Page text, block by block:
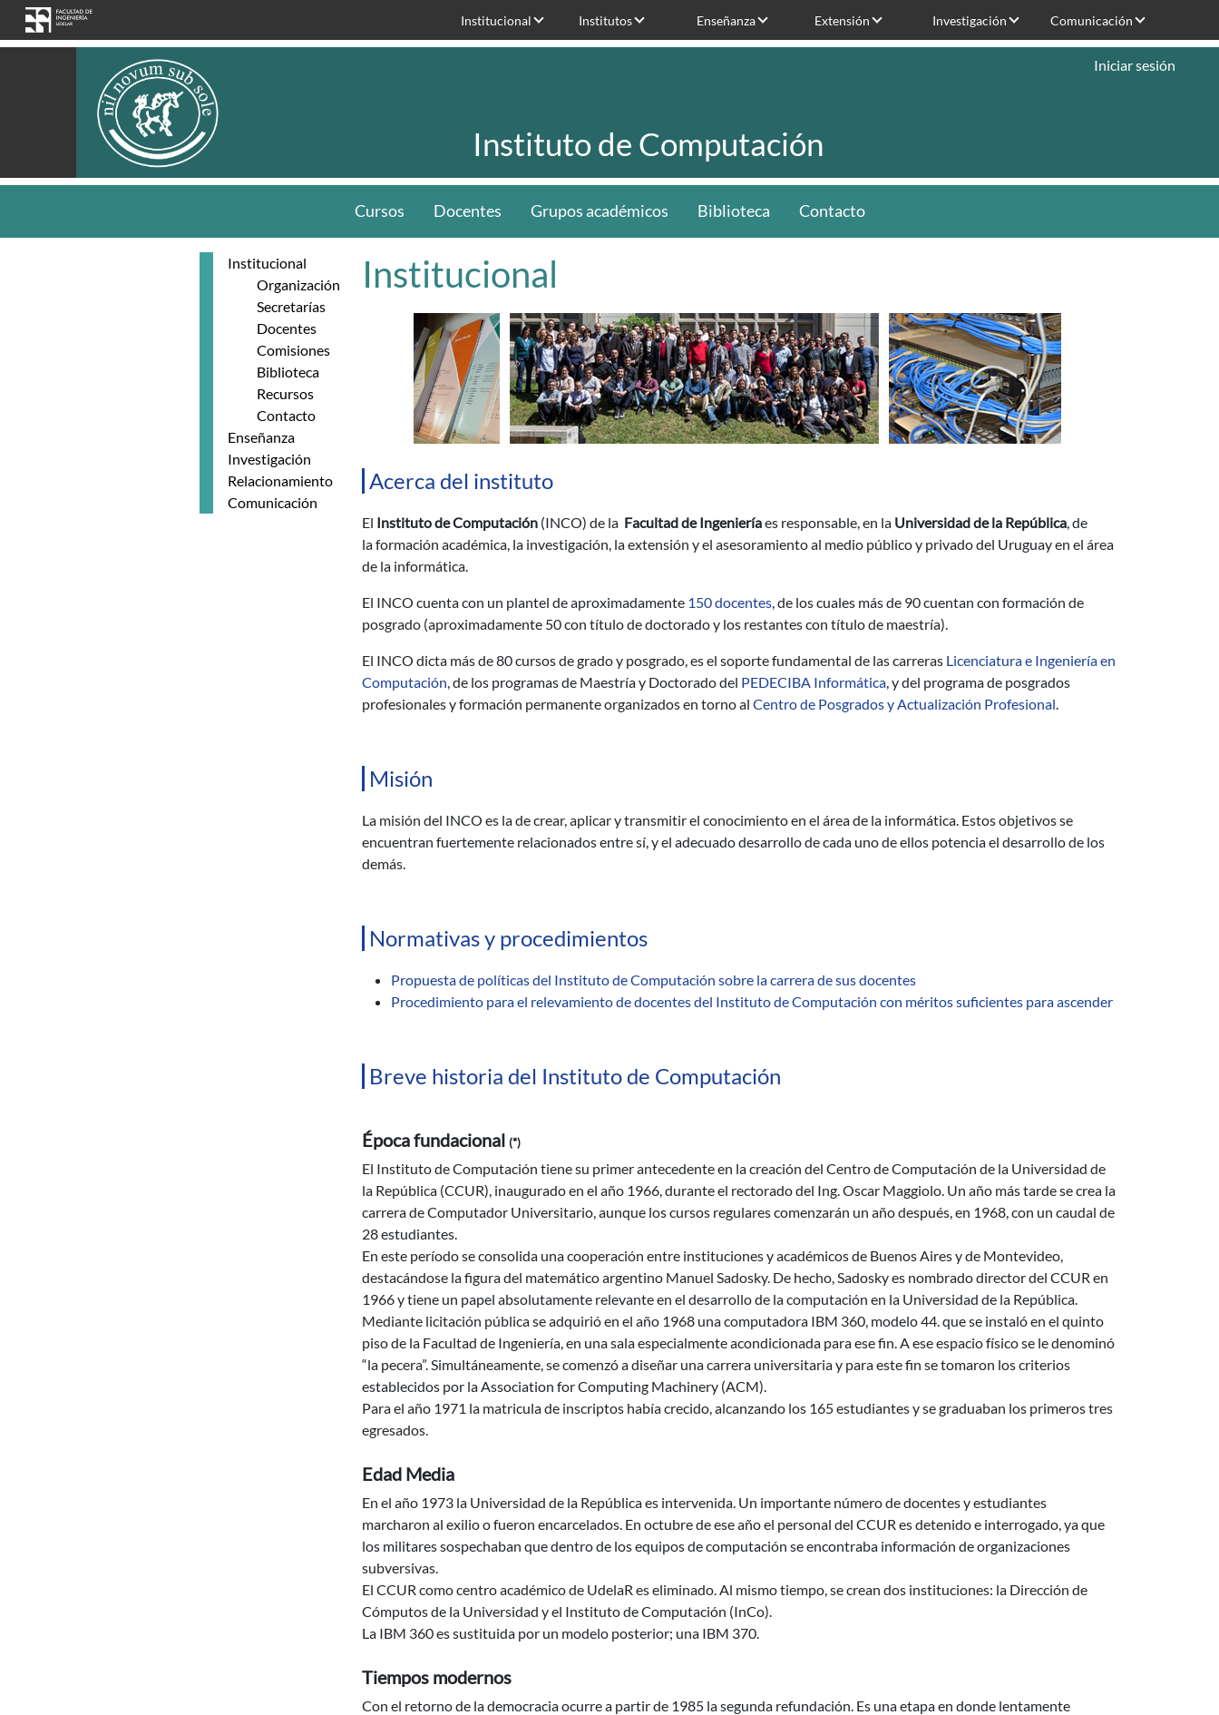
Pasar al contenido principal
Institucional Institutos Enseñanza Extensión Investigación Comunicación
Instituto de Computación
Iniciar sesión
Cursos Docentes Grupos académicos Biblioteca Contacto
Institucional
Organización
Secretarías
Docentes
Comisiones
Biblioteca
Recursos
Contacto
Enseñanza
Investigación
Relacionamiento
Comunicación
Institucional
Acerca del instituto
El Instituto de Computación (INCO) de la Facultad de Ingenieríaes responsable, en la Universidad de la República, de
la formación académica, la investigación, la extensión y el asesoramiento al medio público y privado del Uruguay en el área
de la informática.
El INCO cuenta con un plantel de aproximadamente 150 docentes, de los cuales más de 90 cuentan con formación de
posgrado (aproximadamente 50 con título de doctorado y los restantes con título de maestría).
El INCO dicta más de 80 cursos de grado y posgrado, es el soporte fundamental de las carreras Licenciatura e Ingeniería en
Computación, de los programas de Maestría y Doctorado del PEDECIBA Informática, y del programa de posgrados
profesionales y formación permanente organizados en torno al Centro de Posgrados y Actualización Profesional.
Misión
La misión del INCO es la de crear, aplicar y transmitir el conocimiento en el área de la informática. Estos objetivos se
encuentran fuertemente relacionados entre sí, y el adecuado desarrollo de cada uno de ellos potencia el desarrollo de los
demás.
Normativas y procedimientos
Propuesta de políticas del Instituto de Computación sobre la carrera de sus docentes
Procedimiento para el relevamiento de docentes del Instituto de Computación con méritos suficientes para ascender
Breve historia del Instituto de Computación
Época fundacional (*)
El Instituto de Computación tiene su primer antecedente en la creación del Centro de Computación de la Universidad de
la República (CCUR), inaugurado en el año 1966, durante el rectorado del Ing. Oscar Maggiolo. Un año más tarde se crea la
carrera de Computador Universitario, aunque los cursos regulares comenzarán un año después, en 1968, con un caudal de
28 estudiantes.
En este período se consolida una cooperación entre instituciones y académicos de Buenos Aires y de Montevideo,
destacándose la figura del matemático argentino Manuel Sadosky. De hecho, Sadosky es nombrado director del CCUR en
1966 y tiene un papel absolutamente relevante en el desarrollo de la computación en la Universidad de la República.
Mediante licitación pública se adquirió en el año 1968 una computadora IBM 360, modelo 44. que se instaló en el quinto
piso de la Facultad de Ingeniería, en una sala especialmente acondicionada para ese fin. A ese espacio físico se le denominó
“la pecera”. Simultáneamente, se comenzó a diseñar una carrera universitaria y para este fin se tomaron los criterios
establecidos por la Association for Computing Machinery (ACM).
Para el año 1971 la matricula de inscriptos había crecido, alcanzando los 165 estudiantes y se graduaban los primeros tres
egresados.
Edad Media
En el año 1973 la Universidad de la República es intervenida. Un importante número de docentes y estudiantes
marcharon al exilio o fueron encarcelados. En octubre de ese año el personal del CCUR es detenido e interrogado, ya que
los militares sospechaban que dentro de los equipos de computación se encontraba información de organizaciones
subversivas.
El CCUR como centro académico de UdelaR es eliminado. Al mismo tiempo, se crean dos instituciones: la Dirección de
Cómputos de la Universidad y el Instituto de Computación (InCo).
La IBM 360 es sustituida por un modelo posterior; una IBM 370.
Tiempos modernos
Con el retorno de la democracia ocurre a partir de 1985 la segunda refundación. Es una etapa en donde lentamente